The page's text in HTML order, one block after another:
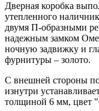
Дверная коробка
утепленного
двумя П-образными
надежным замком
ночную задвижку и
фурнитуры – золото.
С внешней стороны
изнутри
толщиной 6 мм, цвет